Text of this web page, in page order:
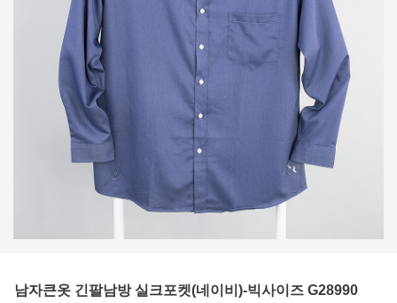
남자큰옷 긴팔남방 실크포켓(네이비)-빅사이즈 G28990